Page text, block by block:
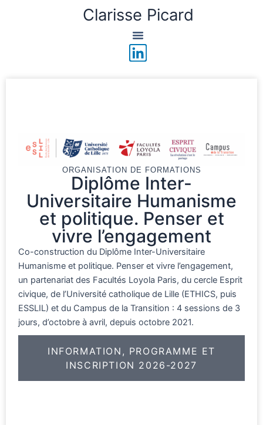
Clarisse Picard
L
d
i
n
ORGANISATION DE FORMATIONS
Diplôme Inter-
Universitaire Humanisme
et politique. Penser et
vivre l’engagement
Co-construction du Diplôme Inter-Universitaire
Humanisme et politique. Penser et vivre l’engagement,
un partenariat des Facultés Loyola Paris, du cercle Esprit
civique, de l’Université catholique de Lille (ETHICS, puis
ESSLIL) et du Campus de la Transition : 4 sessions de 3
jours, d’octobre à avril, depuis octobre 2021.
INFORMATION, PROGRAMME ET
INSCRIPTION 2026-2027